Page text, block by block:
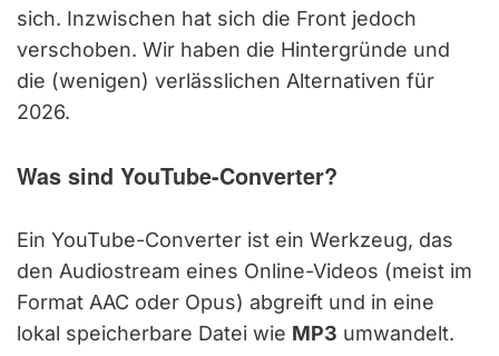
sich. Inzwischen hat sich die Front jedoch
verschoben. Wir haben die Hintergründe und
die (wenigen) verlässlichen Alternativen für
2026.
Was sind YouTube-Converter?
Ein YouTube-Converter ist ein Werkzeug, das
den Audiostream eines Online-Videos (meist im
Format AAC oder Opus) abgreift und in eine
lokal speicherbare Datei wie MP3 umwandelt.